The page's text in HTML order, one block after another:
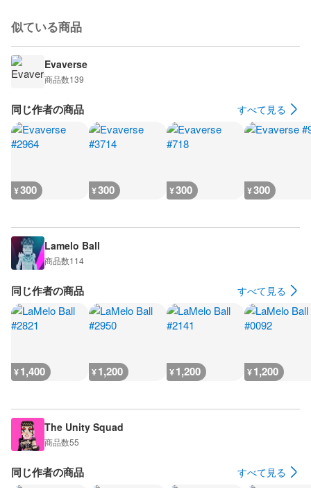
似ている商品
Evaverse
商品数139
同じ作者の商品 すべて見る
¥300 ¥300 ¥300 ¥300
Lamelo Ball
商品数114
同じ作者の商品 すべて見る
¥1,400 ¥1,200 ¥1,200 ¥1,200
The Unity Squad
商品数55
同じ作者の商品 すべて見る